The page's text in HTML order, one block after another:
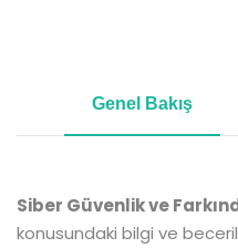
Genel Bakış
Siber Güvenlik ve
konusundaki bilgi ve